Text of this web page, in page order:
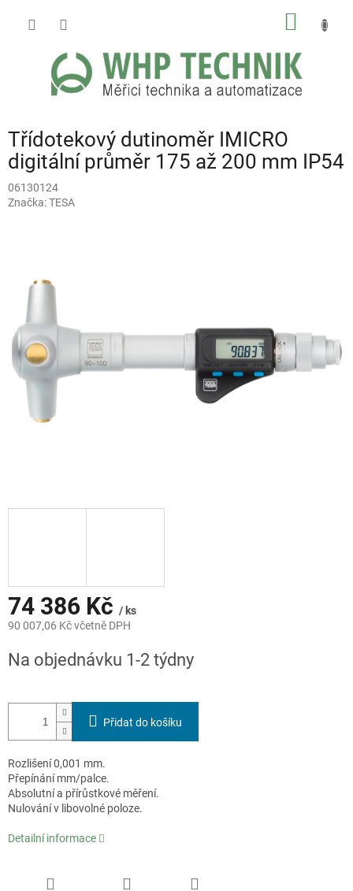
Třídotekový dutinoměr IMICRO
digitální průměr 175 až 200 mm IP54
06130124
Značka:TESA
74 386 Kč / ks
90 007,06 Kč včetně DPH
cena:
Na objednávku 1-2 týdny
Přidat do košíku
Rozlišení 0,001 mm.
Přepínání mm/palce.
Absolutní a přírůstkové měření.
Nulování v libovolné poloze.
Detailní informace